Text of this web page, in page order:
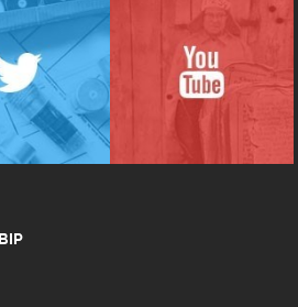
BIP